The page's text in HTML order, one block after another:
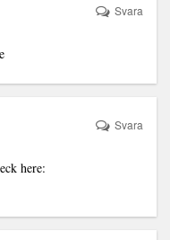
Svara
here:
Svara